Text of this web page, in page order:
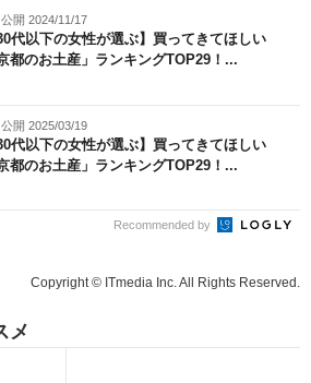
公開 2024/11/17
30代以下の女性が選ぶ】買ってきてほしい
京都のお土産」ランキングTOP29！...
公開 2025/03/19
30代以下の女性が選ぶ】買ってきてほしい
京都のお土産」ランキングTOP29！...
Recommended by
Copyright © ITmedia Inc. All Rights Reserved.
メ